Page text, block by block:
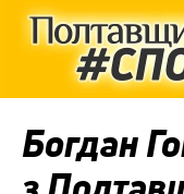
Богдан